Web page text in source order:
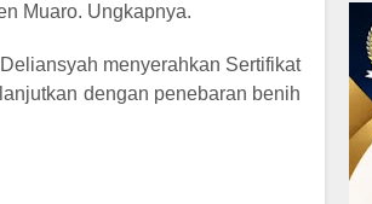
Muaro. Ungkapnya.
menyerahkan Sertifikat
dengan penebaran benih